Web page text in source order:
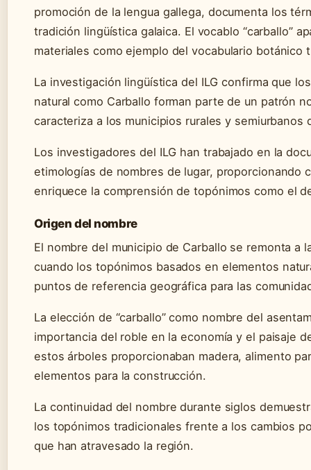
promoción de la lengua gallega, documenta los
tradición lingüística galaica. El vocablo “carballo”
materiales como ejemplo del vocabulario botánico
La investigación lingüística del ILG confirma que
natural como Carballo forman parte de un patrón
caracteriza a los municipios rurales y semiurbanos
Los investigadores del ILG han trabajado en la
etimologías de nombres de lugar, proporcionando
enriquece la comprensión de topónimos como el
Origen del nombre
El nombre del municipio de Carballo se remonta a
cuando los topónimos basados en elementos
puntos de referencia geográfica para las
La elección de “carballo” como nombre del
importancia del roble en la economía y el paisaje
estos árboles proporcionaban madera, alimento
elementos para la construcción.
La continuidad del nombre durante siglos
los topónimos tradicionales frente a los cambios
que han atravesado la región.